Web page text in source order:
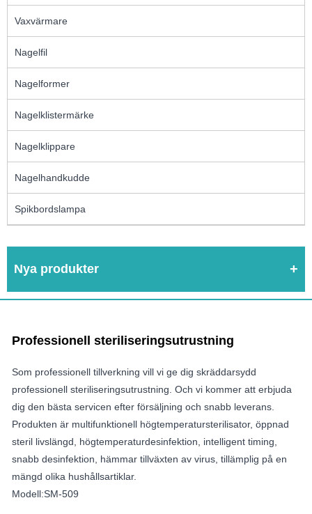
Vaxvärmare
Nagelfil
Nagelformer
Nagelklistermärke
Nagelklippare
Nagelhandkudde
Spikbordslampa
Nya produkter
Professionell steriliseringsutrustning
Som professionell tillverkning vill vi ge dig skräddarsydd
professionell steriliseringsutrustning. Och vi kommer att erbjuda
dig den bästa servicen efter försäljning och snabb leverans.
Produkten är multifunktionell högtemperatursterilisator, öppnad
steril livslängd, högtemperaturdesinfektion, intelligent timing,
snabb desinfektion, hämmar tillväxten av virus, tillämplig på en
mängd olika hushållsartiklar.
Modell:SM-509